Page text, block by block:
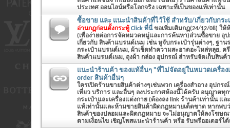
ประเทศ ออนไลน์หรือโลกจริง เฉพาะที่เป็นของแท้เท่านั้น
ซื้อขาย และ แนะนำสินค้าที่ไว้ใช้ สำหรับ/เกี่ยวกับกระ
อ่านกฏก่อนตั้งกระทู้ Click ที่นี่ ขอเพิ่มเติมกฏ(24/12/08) ใ
(เพื่อง่ายต่อการจัดหมวดหมู่และการค้นหา)ส่วนซื้อขาย อุ
เกี่ยวกับ สินค้าแบรนด์เนม เช่น หูจับกระเป๋ารุ่นต่างๆ, ฐา
กระเป๋าแบรนด์เนม, ผ้าเช็ดทำความสะอาดอะไหล่หลุย, ค
สินค้าแบรนด์เนม, ถุงผ้า กล่อง อุปกรณ์ สำหรับจัดเก็บสินค้
แนะนำร้านค้า ของแท้อื่นๆ "ที่ไม่จัดอยู่ในหมวดเครื่อง
order สินค้าอื่นๆ
ใครเปิดร้านขายสินค้าต่างๆเช่นพวก เครื่องสำอาง อุปกร
เที่ยว บริการ และอื่นๆ ลงประกาศห้องนี้ได้ครับ อนุญาตทุ
กระเป๋าและเครื่องแต่งกาย (ต้องลง link ร้านค้าเท่านั้น แ
แท้เท่านั้นและห้ามขายสินค้าผิดกฎหมายเด็ดขาด หากพบ
สินค้าของปลอมและผิดกฎหมาย จะไม่อนุญาตให้ลงโฆษณ
ตามเงื่อนไข เชิญโพสแนะนำร้านค้า หรือ รับพรีออเดอร์ได้